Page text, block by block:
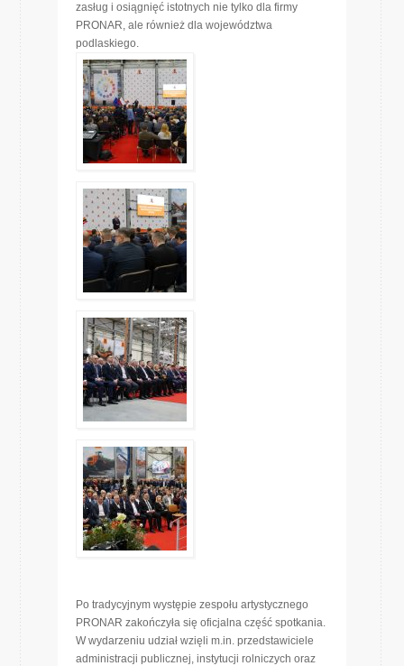
zasług i osiągnięć istotnych nie tylko dla firmy
PRONAR, ale również dla województwa
podlaskiego.
Po tradycyjnym występie zespołu artystycznego
PRONAR zakończyła się oficjalna część spotkania.
W wydarzeniu udział wzięli m.in. przedstawiciele
administracji publicznej, instytucji rolniczych oraz